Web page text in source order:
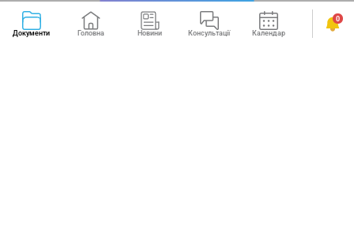
Документи Головна Новини Консультації Календар Сервіси
0